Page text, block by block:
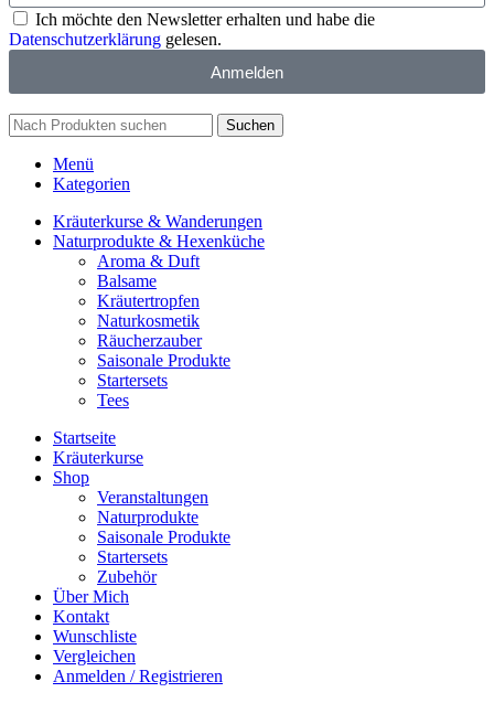
Ich möchte den Newsletter erhalten und habe die
Datenschutzerklärung gelesen.
Anmelden
Suchen
Menü
Kategorien
Kräuterkurse & Wanderungen
Naturprodukte & Hexenküche
Aroma & Duft
Balsame
Kräutertropfen
Naturkosmetik
Räucherzauber
Saisonale Produkte
Startersets
Tees
Startseite
Kräuterkurse
Shop
Veranstaltungen
Naturprodukte
Saisonale Produkte
Startersets
Zubehör
Über Mich
Kontakt
Wunschliste
Vergleichen
Anmelden / Registrieren